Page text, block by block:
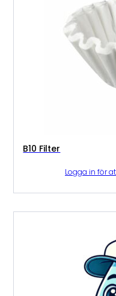
B10 Filter
Logga in för